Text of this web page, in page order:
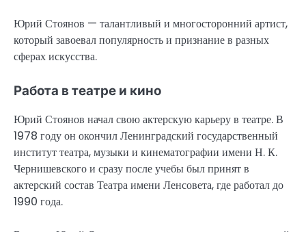
Юрий Стоянов — талантливый и многосторонний артист,
который завоевал популярность и признание в разных
сферах искусства.
Работа в театре и кино
Юрий Стоянов начал свою актерскую карьеру в театре. В
1978 году он окончил Ленинградский государственный
институт театра, музыки и кинематографии имени Н. К.
Чернишевского и сразу после учебы был принят в
актерский состав Театра имени Ленсовета, где работал до
1990 года.